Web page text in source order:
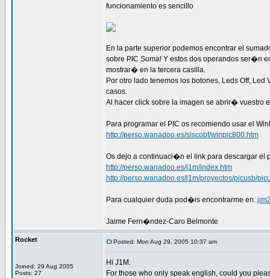
funcionamiento es sencillo
En la parte superior podemos encontrar el
sobre PIC Suma! Y estos dos operandos ser�n
mostrar� en la tercera casilla.
Por otro lado tenemos los botones, Leds Off,
casos.
Al hacer click sobre la imagen se abrir� vuestro
Para programar el PIC os recomiendo usar el
http://perso.wanadoo.es/siscobf/winpic800.htm
Os dejo a continuaci�n el link para descargar el
http://perso.wanadoo.es/j1m/index.htm
http://perso.wanadoo.es/j1m/proyectos/picusb/
Para cualquier duda pod�is encontrarme en:
Jaime Fern�ndez-Caro Belmonte
Rocket
Joined: 29 Aug 2005
Posts: 27
Posted: Mon Aug 29, 2005 10:37 am
Hi J1M.
For those who only speak english, could you